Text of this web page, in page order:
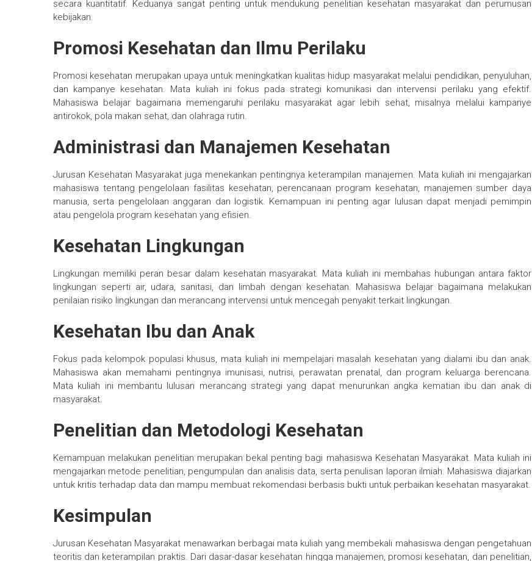
secara kuantitatif. Keduanya sangat penting untuk mendukung penelitian kesehatan masyarakat dan perumusan
kebijakan.
Promosi Kesehatan dan Ilmu Perilaku
Promosi kesehatan merupakan upaya untuk meningkatkan kualitas hidup masyarakat melalui pendidikan, penyuluhan,
dan kampanye kesehatan. Mata kuliah ini fokus pada strategi komunikasi dan intervensi perilaku yang efektif.
Mahasiswa belajar bagaimana memengaruhi perilaku masyarakat agar lebih sehat, misalnya melalui kampanye
antirokok, pola makan sehat, dan olahraga rutin.
Administrasi dan Manajemen Kesehatan
Jurusan Kesehatan Masyarakat juga menekankan pentingnya keterampilan manajemen. Mata kuliah ini mengajarkan
mahasiswa tentang pengelolaan fasilitas kesehatan, perencanaan program kesehatan, manajemen sumber daya
manusia, serta pengelolaan anggaran dan logistik. Kemampuan ini penting agar lulusan dapat menjadi pemimpin
atau pengelola program kesehatan yang efisien.
Kesehatan Lingkungan
Lingkungan memiliki peran besar dalam kesehatan masyarakat. Mata kuliah ini membahas hubungan antara faktor
lingkungan seperti air, udara, sanitasi, dan limbah dengan kesehatan. Mahasiswa belajar bagaimana melakukan
penilaian risiko lingkungan dan merancang intervensi untuk mencegah penyakit terkait lingkungan.
Kesehatan Ibu dan Anak
Fokus pada kelompok populasi khusus, mata kuliah ini mempelajari masalah kesehatan yang dialami ibu dan anak.
Mahasiswa akan memahami pentingnya imunisasi, nutrisi, perawatan prenatal, dan program keluarga berencana.
Mata kuliah ini membantu lulusan merancang strategi yang dapat menurunkan angka kematian ibu dan anak di
masyarakat.
Penelitian dan Metodologi Kesehatan
Kemampuan melakukan penelitian merupakan bekal penting bagi mahasiswa Kesehatan Masyarakat. Mata kuliah ini
mengajarkan metode penelitian, pengumpulan dan analisis data, serta penulisan laporan ilmiah. Mahasiswa diajarkan
untuk kritis terhadap data dan mampu membuat rekomendasi berbasis bukti untuk perbaikan kesehatan masyarakat.
Kesimpulan
Jurusan Kesehatan Masyarakat menawarkan berbagai mata kuliah yang membekali mahasiswa dengan pengetahuan
teoritis dan keterampilan praktis. Dari dasar-dasar kesehatan hingga manajemen, promosi kesehatan, dan penelitian,